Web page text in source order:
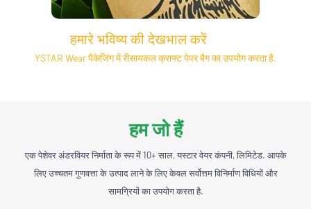
हमारे भविष्य की देखभाल करें
YSTAR Wear पैकेजिंग में रीसायकल क्राफ्ट पेपर बैग का उपयोग करता है.
हम जो हैं
एक पेशेवर अंडरवियर निर्माता के रूप में 10+ साल, यस्टार वेयर कंपनी, लिमिटेड. आपके
लिए उच्चतम गुणवत्ता के उत्पाद लाने के लिए केवल सर्वोत्तम विनिर्माण विधियों और
सामग्रियों का उपयोग करता है.